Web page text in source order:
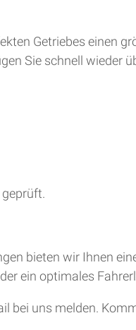
Getriebes einen
Sie schnell wieder
bieten wir Ihnen
ein optimales
bei uns melden.